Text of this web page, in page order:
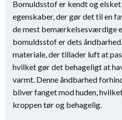
Bomuldsstof er kendt og
egenskaber, der gør det til en
de mest bemærkelsesværdige
bomuldsstof er dets
materiale, der tillader luft at
hvilket gør det behageligt at
varmt. Denne åndbarhed
bliver fanget mod huden,
kroppen tør og behagelig.